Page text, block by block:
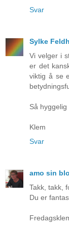
Svar
Sylke
Vi velger i
er det
viktig å se
Så
Klem
Svar
amo sin
Takk, takk,
Du er